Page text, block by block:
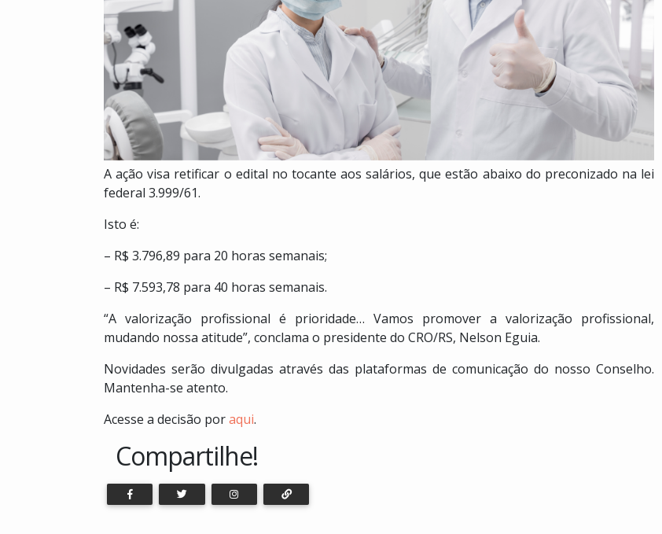
A ação visa retificar o edital no tocante aos salários, que estão abaixo do preconizado na lei
federal 3.999/61.
Isto é:
– R$ 3.796,89 para 20 horas semanais;
– R$ 7.593,78 para 40 horas semanais.
“A valorização profissional é prioridade… Vamos promover a valorização profissional,
mudando nossa atitude”, conclama o presidente do CRO/RS, Nelson Eguia.
Novidades serão divulgadas através das plataformas de comunicação do nosso Conselho.
Mantenha-se atento.
Acesse a decisão poraqui.
Compartilhe!